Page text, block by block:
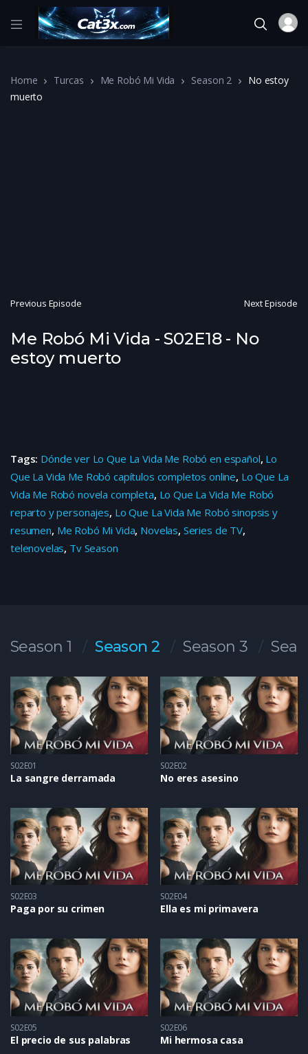
Home Turcas Me Robó Mi Vida Season 2
No estoy
muerto
Previous Episode Next Episode
Me Robó Mi Vida - S02E18 - No
estoy muerto
Tags: Dónde ver Lo Que La Vida Me Robó en español, Lo
Que La Vida Me Robó capítulos completos online, Lo Que La
Vida Me Robó novela completa, Lo Que La Vida Me Robó
reparto y personajes, Lo Que La Vida Me Robó sinopsis y
resumen, Me Robó Mi Vida, Novelas, Series de TV,
telenovelas, Tv Season
Season 1 Season 2 Season 3
S02E01
La sangre derramada
S02E02
No eres asesino
S02E03
Paga por su crimen
S02E04
Ella es mi primavera
S02E05
El precio de sus palabras
S02E06
Mi hermosa casa